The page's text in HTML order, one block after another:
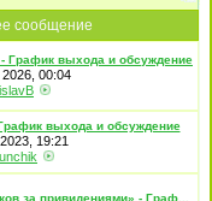
сообщение
График выхода и обсуждение
00:04
выхода и обсуждение
19:21
за привидениями» - Граф...